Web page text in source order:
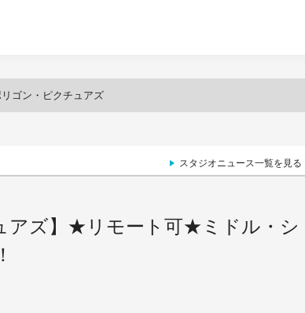
ゴン・ピクチュアズ
スタジオニュース一覧を見る
アズ】★リモート可★ミドル・シ